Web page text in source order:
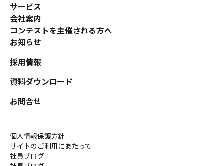
マーケットデータ
掲載内容のご確認はこちら
サービス
会社案内
コンテストを主催される方へ
お知らせ
採用情報
資料ダウンロード
お問合せ
個人情報保護方針
サイトのご利用にあたって
社員ブログ